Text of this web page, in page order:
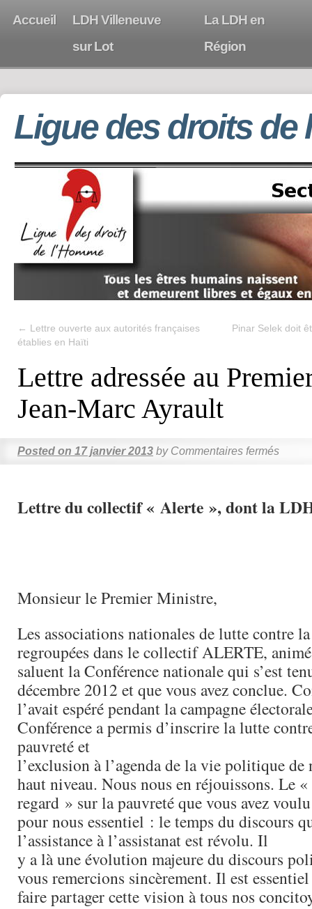
Accueil
LDH Villeneuve
sur Lot
La LDH en
Région
Ligue des droits de
← Lettre ouverte aux autorités françaises
établies en Haïti
Pinar Selek doit
Lettre adressée au
Jean-Marc Ayrault
Posted on 17 janvier 2013 by Commentaires fermés
Lettre du collectif « Alerte », dont la
Monsieur le Premier Ministre,
Les associations nationales de lutte contre
regroupées dans le collectif ALERTE,
saluent la Conférence nationale qui s’est
décembre 2012 et que vous avez conclue.
l’avait espéré pendant la campagne
Conférence a permis d’inscrire la lutte
pauvreté et
l’exclusion à l’agenda de la vie politique de
haut niveau. Nous nous en réjouissons. Le
regard » sur la pauvreté que vous avez
pour nous essentiel : le temps du discours
l’assistance à l’assistanat est révolu. Il
y a là une évolution majeure du discours
vous remercions sincèrement. Il est
faire partager cette vision à tous nos